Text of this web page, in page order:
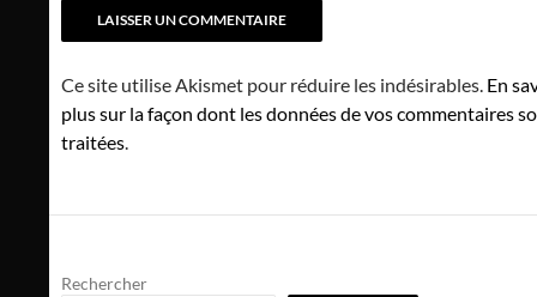
Ce site utilise Akismet pour réduire les indésirables. En
plus sur la façon dont les données de vos commentaires
traitées.
Rechercher